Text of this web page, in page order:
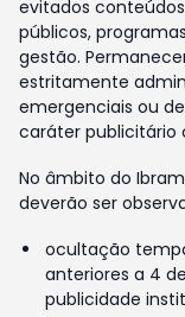
evitados
públicos,
gestão.
estritamente
emergenciais ou
caráter publicitário
No âmbito do
deverão ser
ocultação
anteriores a 4
publicidade